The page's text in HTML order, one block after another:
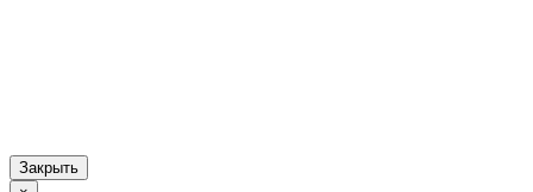
Закрыть